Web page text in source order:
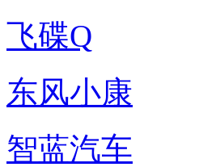
飞碟Q
东风小康
智蓝汽车